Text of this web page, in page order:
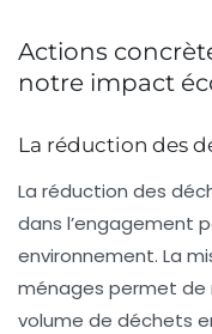
Actions
notre impact
La réduction des
La réduction des
dans l’engagement
environnement. La
ménages permet de
volume de déchets